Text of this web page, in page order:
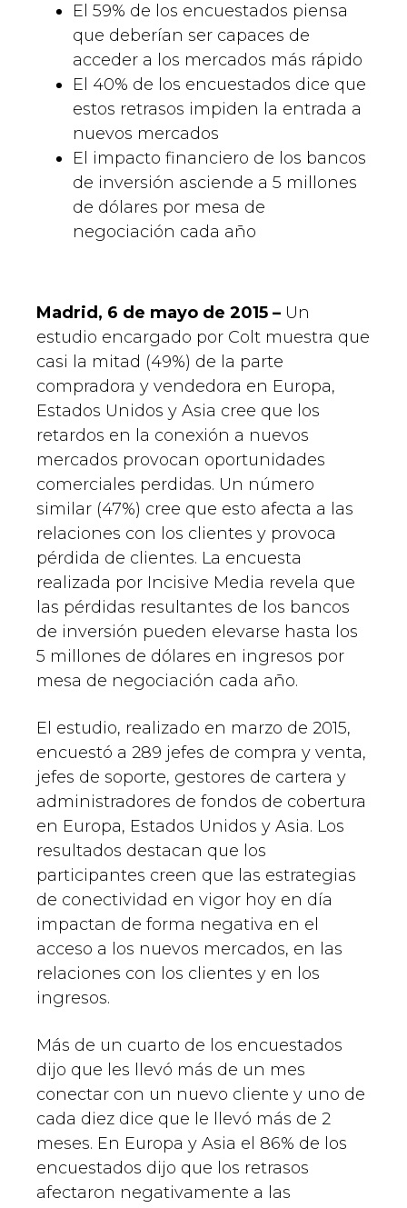
El 59% de los encuestados piensa
que deberían ser capaces de
acceder a los mercados más rápido
El 40% de los encuestados dice que
estos retrasos impiden la entrada a
nuevos mercados
El impacto financiero de los bancos
de inversión asciende a 5 millones
de dólares por mesa de
negociación cada año
Madrid, 6 de mayo de 2015 – Un
estudio encargado por Colt muestra que
casi la mitad (49%) de la parte
compradora y vendedora en Europa,
Estados Unidos y Asia cree que los
retardos en la conexión a nuevos
mercados provocan oportunidades
comerciales perdidas. Un número
similar (47%) cree que esto afecta a las
relaciones con los clientes y provoca
pérdida de clientes. La encuesta
realizada por Incisive Media revela que
las pérdidas resultantes de los bancos
de inversión pueden elevarse hasta los
5 millones de dólares en ingresos por
mesa de negociación cada año.
El estudio, realizado en marzo de 2015,
encuestó a 289 jefes de compra y venta,
jefes de soporte, gestores de cartera y
administradores de fondos de cobertura
en Europa, Estados Unidos y Asia. Los
resultados destacan que los
participantes creen que las estrategias
de conectividad en vigor hoy en día
impactan de forma negativa en el
acceso a los nuevos mercados, en las
relaciones con los clientes y en los
ingresos.
Más de un cuarto de los encuestados
dijo que les llevó más de un mes
conectar con un nuevo cliente y uno de
cada diez dice que le llevó más de 2
meses. En Europa y Asia el 86% de los
encuestados dijo que los retrasos
afectaron negativamente a las